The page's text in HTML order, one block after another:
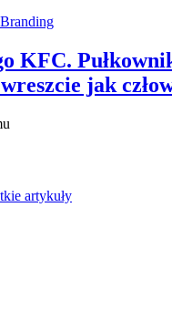
Branding
KFC.
jak
artykuły